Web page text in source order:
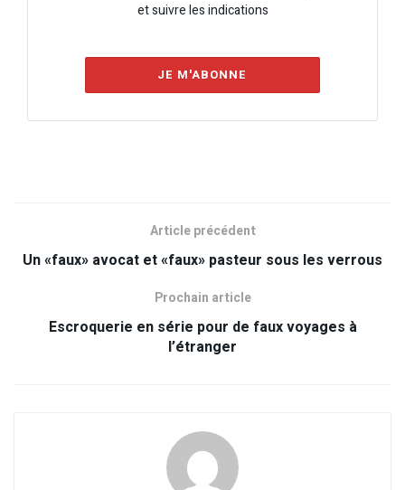
et suivre les indications
JE M'ABONNE
Article précédent
Un «faux» avocat et «faux» pasteur sous les verrous
Prochain article
Escroquerie en série pour de faux voyages à
l’étranger